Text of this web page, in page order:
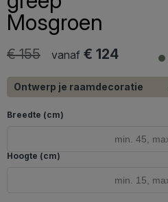
Mosgroen
vanaf € 124
€ 155
Ontwerp je raamdecoratie
Breedte (cm)
Hoogte (cm)